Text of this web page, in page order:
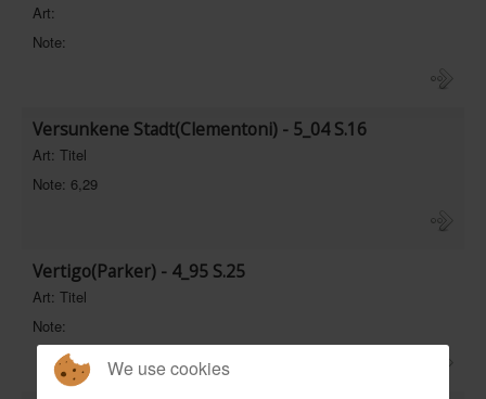
Art:
Note:
Versunkene Stadt(Clementoni) - 5_04 S.16
Art: Titel
Note: 6,29
Vertigo(Parker) - 4_95 S.25
Art: Titel
Note:
We use cookies